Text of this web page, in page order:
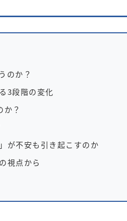
のか？
3段階の変化
？
が不安も引き起こすのか
視点から